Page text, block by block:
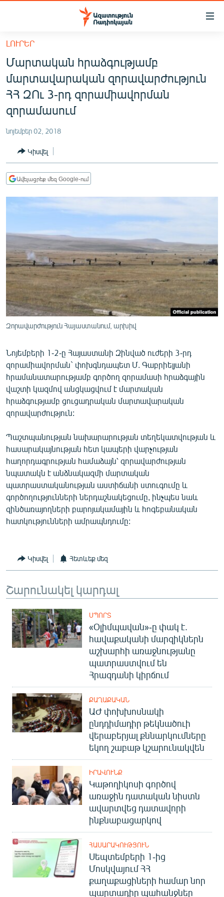
Մատչելիության
հիմնական
բովանդակությանը
Անցնել
հիմնական
մենյուին
Որոնում
ՀԱՅԱՍՏԱՆ
ՔԱՂԱՔԱԿԱՆ
ԸՆՏՐՈՒԹՅՈՒՆՆԵՐ 2026
ՏՆՏԵՍՈՒԹՅՈՒՆ
ՂԱՐԱԲԱՂ
ՊԱՏԵՐԱԶՄԻ 6 ՇԱԲԱԹՆԵՐԸ
ՄԻՋԱԶԳԱՅԻՆ
ՄՇԱԿՈՒՅԹ
ՍՊՈՐՏ
ՄԵԿՆԱԲԱՆՈՒԹՅՈՒՆ
ՏՏ ԵՒ ԻՆՏԵՐՆԵՏ
ԿՈՐՈՆԱՎԻՐՈՒՍ
ՏԵՍԱՆՅՈՒԹԵՐ
ԲԱՆԱՎԵՃ
ՁԳՏԵԼՈՎ ԼԱՎԱԳՈՒՅՆԻՆ
ՓՈԴՔԱՍԹ
Հայերեն
English
Русский
ՀԵՏԵՎԵՔ ՄԵԶ
«Ազատության» բոլոր կայքերը
ԼՈՒՐԵՐ
Մարտական հրաձգությամբ
մարտավարական զորավարժություն
ՀՀ ԶՈւ 3-րդ զորամիավորման
զորամասում
նոյեմբեր 02, 2018
Կիսվել
Ավելացրեք մեզ Google-ում
Զորավարժություն Հայաստանում, արխիվ
Նոյեմբերի 1-2-ը Հայաստանի Զինված ուժերի 3-րդ
զորամիավորման` փոխգնդապետ Մ. Գաբրիելյանի
հրամանատարությամբ գործող զորամասի հրաձգային
վաշտի կազմով անցկացվում է մարտական
հրաձգությամբ ցուցադրական մարտավարական
զորավարժություն:
Պաշտպանության նախարարության տեղեկատվության և
հասարակայնության հետ կապերի վարչության
հաղորդագրության համաձայն՝ զորավարժության
նպատակն է անձնակազմի մարտական
պատրաստականության աստիճանի ստուգումը և
գործողությունների ներդաշնակեցումը, ինչպես նաև
զինծառայողների բարոյակամային և հոգեբանական
հատկությունների ամրապնդումը:
Կիսվել Հետևեք մեզ
Շարունակել կարդալ
ՍՊՈՐՏ
«Օլիմպավան»-ը փակ է.
հավաքականի մարզիկներն
աշխարհի առաջնությանը
պատրաստվում են
Հրազդանի կիրճում
ՔԱՂԱՔԱԿԱՆ
ԱԺ փոխխոսնակի
ընդդիմադիր թեկնածուի
վերաբերյալ քննարկումները
եկող շաբաթ կշարունակվեն
ԻՐԱՎՈՒՆՔ
Կաթողիկոսի գործով
առաջին դատական նիստն
ավարտվեց դատավորի
ինքնաբացարկով
ՀԱՍԱՐԱԿՈՒԹՅՈՒՆ
Սեպտեմբերի 1-ից
Մոսկվայում ՀՀ
քաղաքացիների համար նոր
պարտադիր պահանջներ